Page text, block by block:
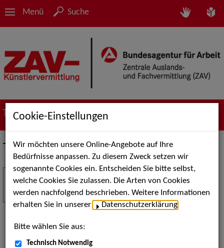
Menü Suche
Termine
Termine
Stuttgart Street Art
Kunst, Live-Acts und Aktionen für Kinder und
Familien. Die Stuttgart Street Art verwandelt den
eine große Open-Air-Bühne voller Akrobatik, Tanz,
Musik und beeindruckender Live-Performances.
18
JUL
Cookie-Einstellungen
Wir möchten unsere Online-Angebote auf Ihre
Bedürfnisse anpassen. Zu diesem Zweck setzen wir
sogenannte Cookies ein. Entscheiden Sie bitte selbst,
welche Cookies Sie zulassen. Die Arten von Cookies
werden nachfolgend beschrieben. Weitere Informationen
erhalten Sie in unserer
Datenschutzerklärung
Bitte wählen Sie aus:
Technisch Notwendig